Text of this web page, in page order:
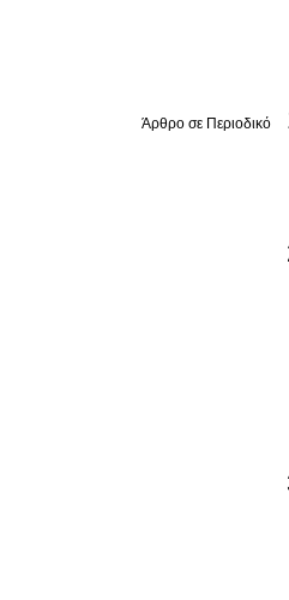
Άρθρο σε Περιοδικό